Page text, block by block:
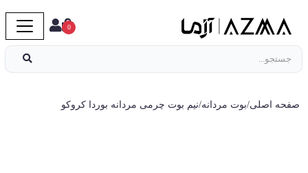
0
صفحه اصلی/بوت مردانه/نیم بوت چرمی مردانه بوردا کروکو